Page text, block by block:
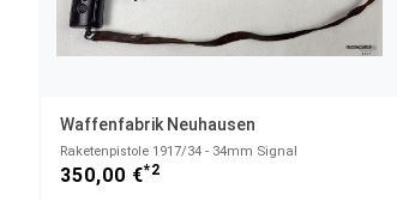
Waffenfabrik Neuhausen
Raketenpistole 1917/34 - 34mm Signal
350,00 €*2